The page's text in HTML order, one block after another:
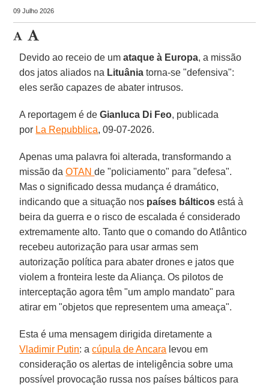
09 Julho 2026
Devido ao receio de umataque à Europa, a missão
dos jatos aliados na Lituânia torna-se "defensiva":
eles serão capazes de abater intrusos.
A reportagem é deGianluca Di Feo, publicada
por La Repubblica, 09-07-2026.
Apenas uma palavra foi alterada, transformando a
missão daOTANde "policiamento" para "defesa".
Mas o significado dessa mudança é dramático,
indicando que a situação nos países bálticos está à
beira da guerra e o risco de escalada é considerado
extremamente alto. Tanto que o comando do Atlântico
recebeu autorização para usar armas sem
autorização política para abater drones e jatos que
violem a fronteira leste da Aliança. Os pilotos de
interceptação agora têm "um amplo mandato" para
atirar em "objetos que representem uma ameaça".
Esta é uma mensagem dirigida diretamente a
Vladimir Putin: acúpula de Ancara levou em
consideração os alertas de inteligência sobre uma
possível provocação russa nos países bálticos para